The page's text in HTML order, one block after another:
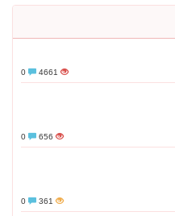
4661
656
361